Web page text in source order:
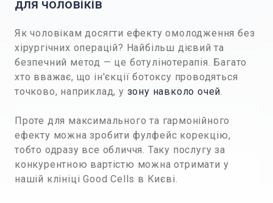
для чоловіків
Як чоловікам досягти ефекту омолодження без
хірургічних операцій? Найбільш дієвий та
безпечний метод — це ботулінотерапія. Багато
хто вважає, що ін'єкції ботоксу проводяться
точково, наприклад, у зону навколо очей
Проте для максимального та гармонійного
ефекту можна зробити фулфейс корекцію,
тобто одразу все обличчя. Таку послугу за
конкурентною вартістю можна отримати у
нашій клініці Good Cells в Києві.